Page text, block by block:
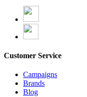
Customer Service
Campaigns
Brands
Blog